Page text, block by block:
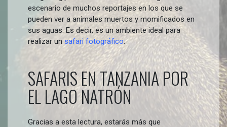
escenario de muchos reportajes en los que se
pueden ver a animales muertos y momificados en
sus aguas. Es decir, es un ambiente ideal para
realizar un safari fotográfico.
SAFARIS EN TANZANIA POR
EL LAGO NATRÓN
Gracias a esta lectura, estarás más que